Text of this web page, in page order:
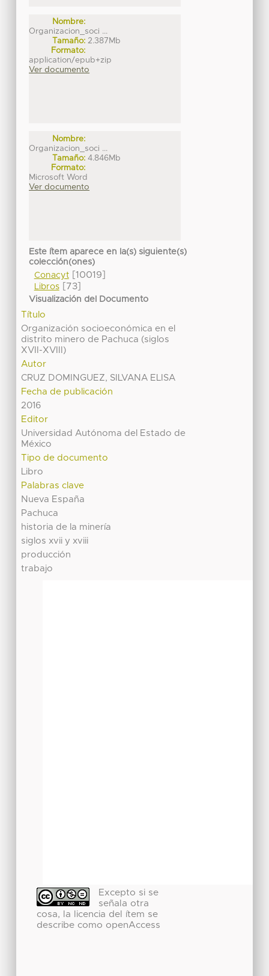
Nombre:
Organizacion_soci ...
Tamaño: 2.387Mb
Formato:
application/epub+zip
Ver documento
Nombre:
Organizacion_soci ...
Tamaño: 4.846Mb
Formato:
Microsoft Word
Ver documento
Este ítem aparece en la(s) siguiente(s)
colección(ones)
Conacyt[10019]
Libros[73]
Visualización del Documento
Título
Organización socioeconómica en el
distrito minero de Pachuca (siglos
XVII-XVIII)
Autor
CRUZ DOMINGUEZ, SILVANA ELISA
Fecha de publicación
2016
Editor
Universidad Autónoma del Estado de
México
Tipo de documento
Libro
Palabras clave
Nueva España
Pachuca
historia de la minería
siglos xvii y xviii
producción
trabajo
Excepto si se
señala otra
cosa, la licencia del ítem se
describe como openAccess